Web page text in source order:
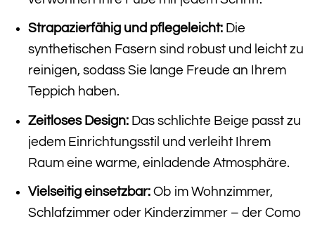
Strapazierfähig und pflegeleicht:Die
synthetischen Fasern sind robust und leicht zu
reinigen, sodass Sie lange Freude an Ihrem
Teppich haben.
Zeitloses Design:Das schlichte Beige passt zu
jedem Einrichtungsstil und verleiht Ihrem
Raum eine warme, einladende Atmosphäre.
Vielseitig einsetzbar:Ob im Wohnzimmer,
Schlafzimmer oder Kinderzimmer – der Como